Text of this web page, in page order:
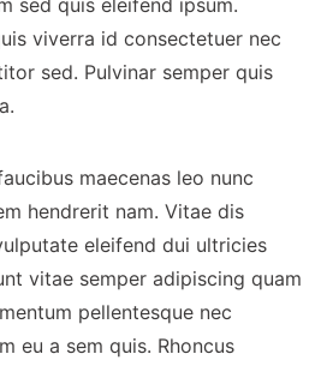
sed quis eleifend ipsum.
viverra id consectetuer nec
sed. Pulvinar semper quis
maecenas leo nunc
hendrerit nam. Vitae dis
eleifend dui ultricies
vitae semper adipiscing quam
pellentesque nec
eu a sem quis. Rhoncus